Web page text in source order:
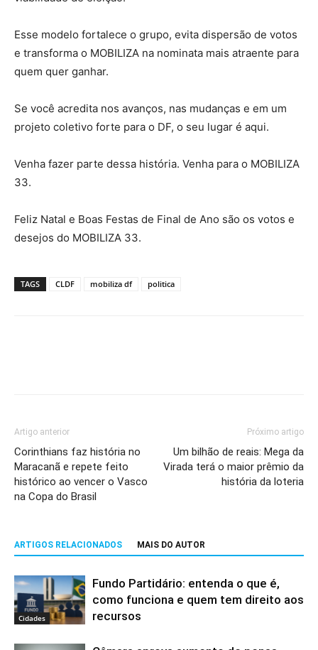
Esse modelo fortalece o grupo, evita dispersão de votos
e transforma o MOBILIZA na nominata mais atraente para
quem quer ganhar.
Se você acredita nos avanços, nas mudanças e em um
projeto coletivo forte para o DF, o seu lugar é aqui.
Venha fazer parte dessa história. Venha para o MOBILIZA
33.
Feliz Natal e Boas Festas de Final de Ano são os votos e
desejos do MOBILIZA 33.
TAGS CLDF mobiliza df politica
Artigo anterior
Corinthians faz história no
Maracanã e repete feito
histórico ao vencer o Vasco
na Copa do Brasil
Próximo artigo
Um bilhão de reais: Mega da
Virada terá o maior prêmio da
história da loteria
ARTIGOS RELACIONADOS MAIS DO AUTOR
Cidades
Fundo Partidário: entenda o que é,
como funciona e quem tem direito aos
recursos